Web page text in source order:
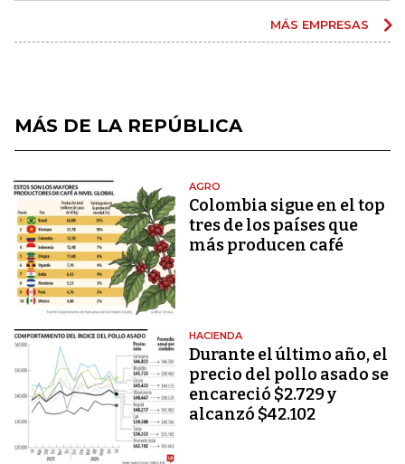
MÁS EMPRESAS
MÁS DE LA REPÚBLICA
AGRO
Colombia sigue en el top
tres de los países que
más producen café
HACIENDA
Durante el último año, el
precio del pollo asado se
encareció $2.729 y
alcanzó $42.102